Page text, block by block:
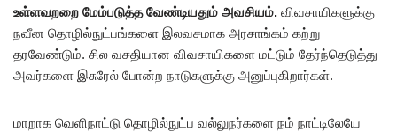
உள்ளவறறை மேம்படுத்த வேண்டியதும் அவசியம். விவசாயிகளுக்கு
நவீன தொழில்நுட்பங்களை இலவசமாக அரசாங்கம் கற்று
தரவேண்டும். சில வசதியான விவசாயிகளை மட்டும் தேர்ந்தெடுத்து
அவர்களை இசுரேல் போன்ற நாடுகளுக்கு அனுப்புகிறார்கள்.
மாறாக வெளிநாட்டு தொழில்நுட்ப வல்லுநர்களை நம் நாட்டிலேயே